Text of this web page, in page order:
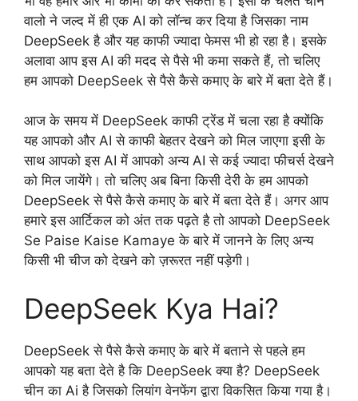
वालो ने जल्द में ही एक AI को लॉन्च कर दिया है जिसका नाम
DeepSeek है और यह काफी ज्यादा फेमस भी हो रहा है। इसके
अलावा आप इस AI की मदद से पैसे भी कमा सकते हैं, तो चलिए
हम आपको DeepSeek से पैसे कैसे कमाए के बारे में बता देते हैं।
आज के समय में DeepSeek काफी ट्रेंड में चला रहा है क्योंकि
यह आपको और AI से काफी बेहतर देखने को मिल जाएगा इसी के
साथ आपको इस AI में आपको अन्य AI से कई ज्यादा फीचर्स देखने
को मिल जायेंगे। तो चलिए अब बिना किसी देरी के हम आपको
DeepSeek से पैसे कैसे कमाए के बारे में बता देते हैं। अगर आप
हमारे इस आर्टिकल को अंत तक पढ़ते है तो आपको DeepSeek
Se Paise Kaise Kamaye के बारे में जानने के लिए अन्य
किसी भी चीज को देखने को ज़रूरत नहीं पड़ेगी।
DeepSeek Kya Hai?
DeepSeek से पैसे कैसे कमाए के बारे में बताने से पहले हम
आपको यह बता देते है कि DeepSeek क्या है? DeepSeek
चीन का Ai है जिसको लियांग वेनफेंग द्वारा विकसित किया गया है।